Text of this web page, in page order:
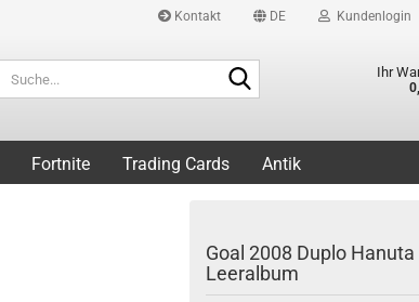
Kontakt DE Kundenlogin
Ihr
Fortnite Trading Cards Antik
Goal 2008 Duplo
Leeralbum